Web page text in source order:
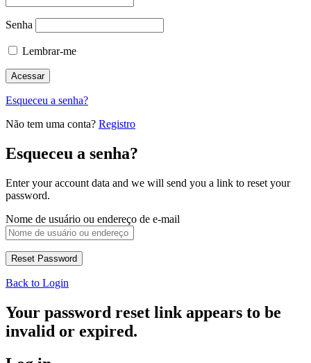
Senha
Lembrar-me
Esqueceu a senha?
Não tem uma conta? Registro
Esqueceu a senha?
Enter your account data and we will send you a link to reset your
password.
Nome de usuário ou endereço de e-mail
Back to Login
Your password reset link appears to be
invalid or expired.